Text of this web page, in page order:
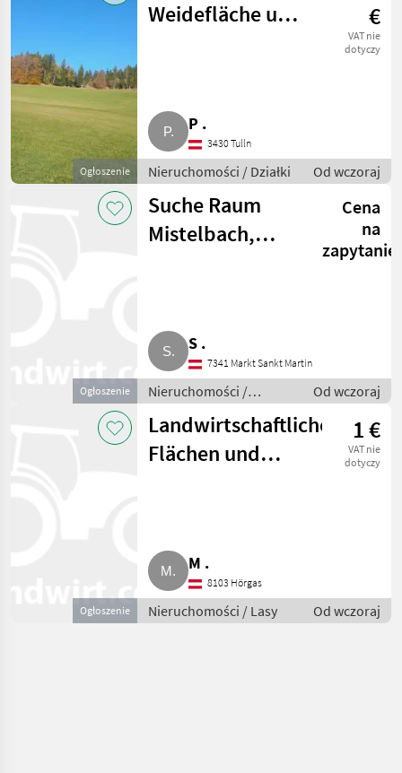
Ogłoszenie
Weidefläche und
€
VAT nie
dotyczy
P .
3430 Tulln
Nieruchomości / Działki Od wczoraj
Ogłoszenie
Suche Raum
Mistelbach,
Cena
na
zapytanie
S .
7341 Markt Sankt Martin
Nieruchomości /
Nieruchomość
Od wczoraj
Ogłoszenie
Landwirtschaftliche
Flächen und
1 €
VAT nie
dotyczy
M .
8103 Hörgas
Nieruchomości / Lasy Od wczoraj